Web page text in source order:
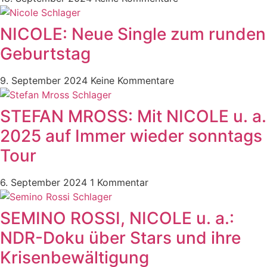
NICOLE: Neue Single zum runden
Geburtstag
9. September 2024 Keine Kommentare
STEFAN MROSS: Mit NICOLE u. a.
2025 auf Immer wieder sonntags
Tour
6. September 2024 1 Kommentar
SEMINO ROSSI, NICOLE u. a.:
NDR-Doku über Stars und ihre
Krisenbewältigung